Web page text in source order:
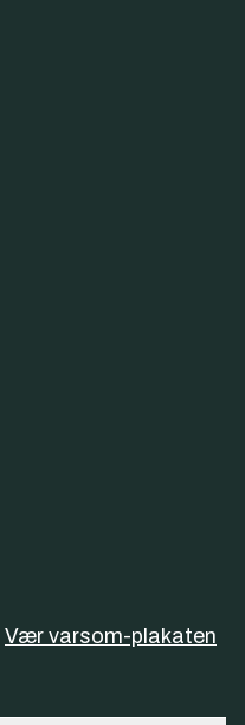
Vær varsom-plakaten